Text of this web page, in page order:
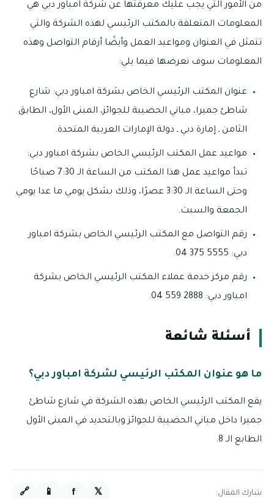
من الأمور التي يجب عليك معرفتها عن شركة امباور دبي هي
المعلومات المتعلقة بالمكتب الرئيسي لهذه الشركة والتي
تتمثل في العنوان ومواعيد العمل وأيضًا أرقام التواصل وهذه
المعلومات سوف نعرضها فيما يلي:
عنوان المكتب الرئيسي الخاص بشركة امباور دبي: شارع
شاطئ جميرا، مباني الحضيبة للجوائز، المبنى الأول، الطابق
الثامن ـ إمارة دبي ـ دولة الإمارات العربية المتحدة.
مواعيد عمل المكتب الرئيسي الخاص بشركة امباور دبي:
تبدأ مواعيد عمل هذا المكتب من الساعة الـ 7:30 صباحًا
وحتى الساعة الـ 3:30 عصرًا، وذلك بشكل يومي ما عدا يومي
الجمعة والسبت.
رقم التواصل مع المكتب الرئيسي الخاص بشركة امباور
دبي: 5555 375 04.
رقم مركز خدمة عملاء المكتب الرئيسي الخاص بشركة
امباور دبي: 2888 559 04.
أسئلة شائعة
ما هو عنوان المكتب الرئيسي لشركة امباور دبي؟
يقع المكتب الرئيسي الخاص بهذه الشركة في شارع شاطئ
جميرا داخل مباني الحضيبة للجوائز وبالتحديد في المبنى الأول
الطابع الـ 8.
شارك المقال: 𝕏
f
📱
🔗